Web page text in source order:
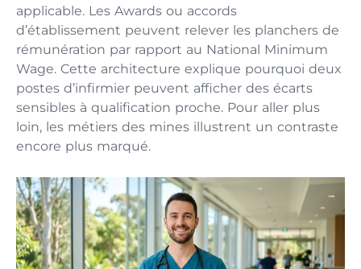
applicable. Les Awards ou accords
d’établissement peuvent relever les planchers de
rémunération par rapport au National Minimum
Wage. Cette architecture explique pourquoi deux
postes d’infirmier peuvent afficher des écarts
sensibles à qualification proche. Pour aller plus
loin, les métiers des mines illustrent un contraste
encore plus marqué.